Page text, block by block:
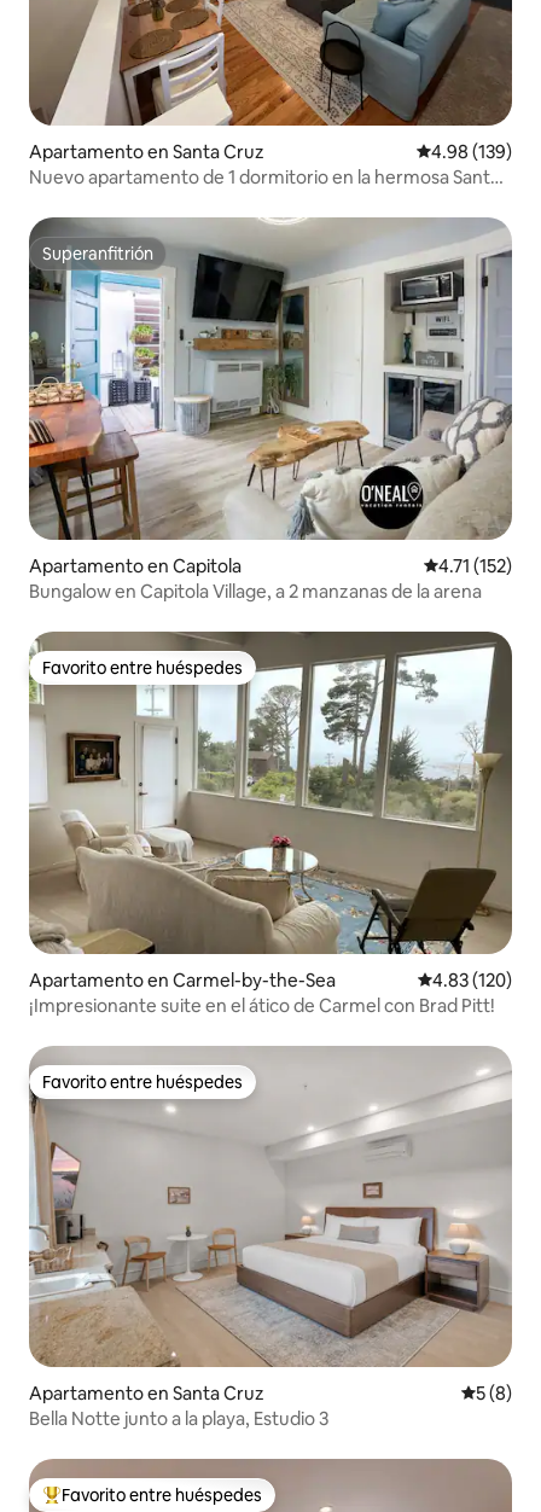
Apartamento en Santa Cruz Calificación
4.98 (139)
Nuevo apartamento de 1 dormitorio en la hermosa Santa
Superanfitrión
Superanfitrión
Apartamento en Capitola Calificación
4.71 (152)
Bungalow en Capitola Village, a 2 manzanas de la arena
Favorito entre huéspedes
Favorito entre huéspedes
Apartamento en Carmel-by-the-Sea Calificación
4.83 (120)
¡Impresionante suite en el ático de Carmel con Brad Pitt!
Favorito entre huéspedes
Favorito entre huéspedes
Apartamento en Santa Cruz
5 (8)
Bella Notte junto a la playa, Estudio 3
Favorito entre huéspedes preferido
Favorito entre huéspedes